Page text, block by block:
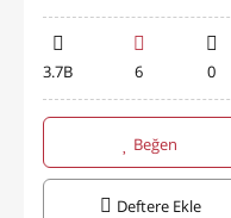
3.7B 6 0
Beğen
Deftere Ekle